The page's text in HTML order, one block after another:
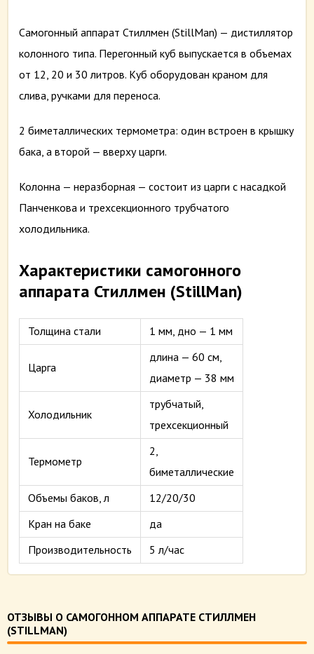
Самогонный аппарат Стиллмен (StillMan) — дистиллятор
колонного типа. Перегонный куб выпускается в объемах
от 12, 20 и 30 литров. Куб оборудован краном для
слива, ручками для переноса.
2 биметаллических термометра: один встроен в крышку
бака, а второй — вверху царги.
Колонна — неразборная — состоит из царги с насадкой
Панченкова и трехсекционного трубчатого
холодильника.
Характеристики самогонного
аппарата Стиллмен (StillMan)
Толщина стали 1 мм, дно — 1 мм
Царга
длина — 60 см,
диаметр — 38 мм
Холодильник
трубчатый,
трехсекционный
Термометр
2,
биметаллические
Объемы баков, л
12/20/30
Кран на баке
да
Производительность
5 л/час
ОТЗЫВЫ О САМОГОННОМ АППАРАТЕ СТИЛЛМЕН
(STILLMAN)